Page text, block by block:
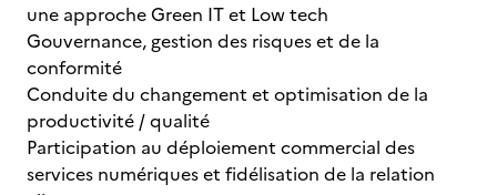
une approche Green IT et Low tech
Gouvernance, gestion des risques et de la
conformité
Conduite du changement et optimisation de la
productivité / qualité
Participation au déploiement commercial des
services numériques et fidélisation de la relation